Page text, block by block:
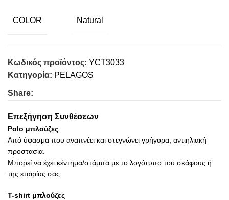
COLOR Natural
Κωδικός προϊόντος: ΥCT3033
Κατηγορία: PELAGOS
Share:
Επεξήγηση Συνθέσεων
Polo μπλούζες
Από ύφασμα που αναπνέει και στεγνώνει γρήγορα, αντιηλιακή
προστασία.
Μπορεί να έχει κέντημα/στάμπα με το λογότυπο του σκάφους ή
της εταιρίας σας.
T-shirt μπλούζες